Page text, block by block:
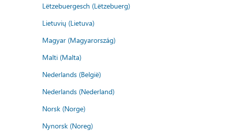
Lëtzebuergesch (Lëtzebuerg)
Lietuvių (Lietuva)
Magyar (Magyarország)
Malti (Malta)
Nederlands (België)
Nederlands (Nederland)
Norsk (Norge)
Nynorsk (Noreg)